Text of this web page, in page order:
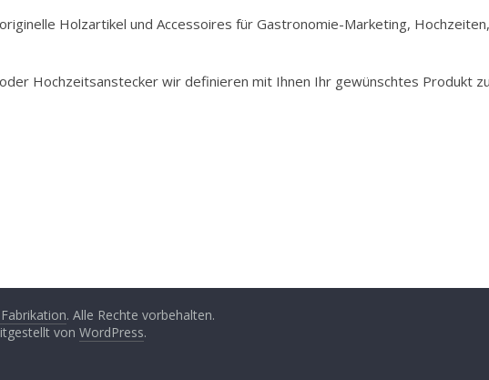
Holzartikel und Accessoires für Gastronomie-Marketing, Hochzeiten,
Hochzeitsanstecker wir definieren mit Ihnen Ihr gewünschtes Produkt
. Alle Rechte vorbehalten.
von WordPress.